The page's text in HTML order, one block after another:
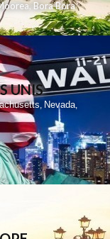
, Bora Bora
UNIS
, Nevada,